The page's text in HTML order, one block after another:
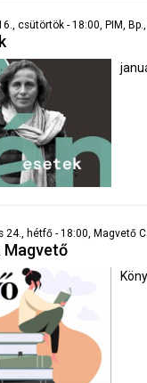
csütörtök - 18:00, PIM,
24., hétfő - 18:00, Magvető
Magvető